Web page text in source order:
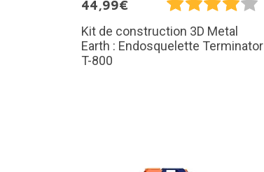
44,99€
Kit de construction 3D Metal
Earth : Endosquelette Terminator
T-800